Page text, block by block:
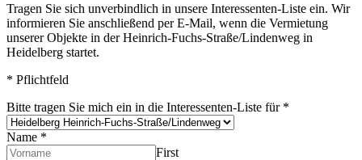
Tragen Sie sich unverbindlich in unsere Interessenten-Liste ein. Wir
informieren Sie anschließend per E-Mail, wenn die Vermietung
unserer Objekte in der Heinrich-Fuchs-Straße/Lindenweg in
Heidelberg startet.
* Pflichtfeld
Bitte tragen Sie mich ein in die Interessenten-Liste für *
Name *
First